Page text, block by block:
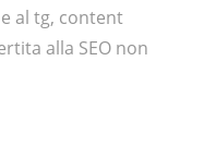
al tg, content
alla SEO non